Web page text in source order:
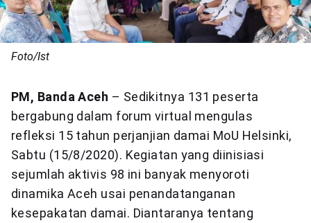
Foto/Ist
PM, Banda Aceh – Sedikitnya 131 peserta
bergabung dalam forum virtual mengulas
refleksi 15 tahun perjanjian damai MoU Helsinki,
Sabtu (15/8/2020). Kegiatan yang diinisiasi
sejumlah aktivis 98 ini banyak menyoroti
dinamika Aceh usai penandatanganan
kesepakatan damai. Diantaranya tentang